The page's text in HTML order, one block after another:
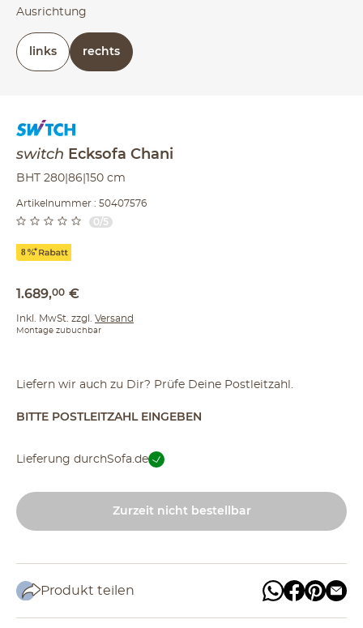
switch Ecksofa Chani
BHT 280|86|150 cm
Artikelnummer : 50407576
0/5
1.689,00 €
Inkl. MwSt. zzgl. Versand
Montage zubuchbar
Ausrichtung
links rechts
Liefern wir auch zu Dir? Prüfe Deine Postleitzahl.
BITTE POSTLEITZAHL EINGEBEN
Lieferung durchSofa.de
Zurzeit nicht bestellbar
Produkt teilen